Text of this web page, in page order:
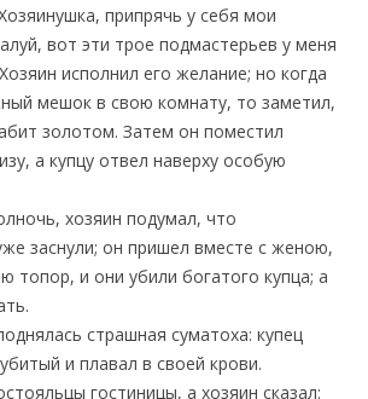
припрячь у себя мои
вот эти трое подмастерьев у меня
исполнил его желание; но когда
мешок в свою комнату, то заметил,
золотом. Затем он поместил
а купцу отвел наверху особую
хозяин подумал, что
заснули; он пришел вместе с женою,
топор, и они убили богатого купца; а
страшная суматоха: купец
и плавал в своей крови.
гостиницы, а хозяин сказал: